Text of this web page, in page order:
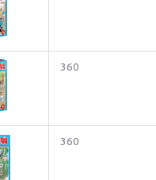
360
360